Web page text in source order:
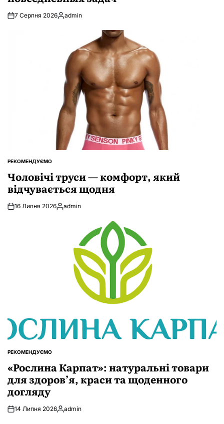
7 Серпня 2026Опубліковано
admin
ОПУБЛІКУВАТИ
РЕКОМЕНДУЄМО
Чоловічі труси — комфорт, який
відчувається щодня
16 Липня 2026Опубліковано
admin
ОПУБЛІКУВАТИ
РЕКОМЕНДУЄМО
«Рослина Карпат»: натуральні товари
для здоров’я, краси та щоденного
догляду
14 Липня 2026Опубліковано
admin